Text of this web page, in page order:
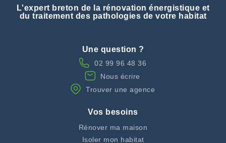
L'expert breton de la rénovation énergistique et
du traitement des pathologies de votre habitat
Une question ?
02 99 96 48 36
Nous écrire
Trouver une agence
Vos besoins
Rénover ma maison
Isoler mon habitat